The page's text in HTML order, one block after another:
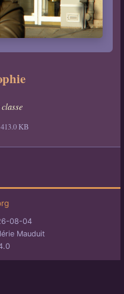
KB
08-04
Mauduit